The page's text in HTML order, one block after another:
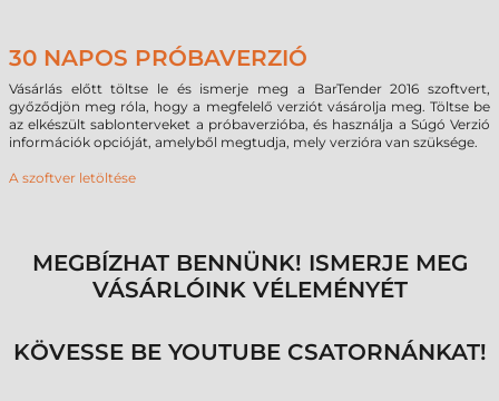
30 NAPOS PRÓBAVERZIÓ
Vásárlás előtt töltse le és ismerje meg a BarTender 2016 szoftvert,
győződjön meg róla, hogy a megfelelő verziót vásárolja meg. Töltse be
az elkészült sablonterveket a próbaverzióba, és használja a Súgó Verzió
információk opcióját, amelyből megtudja, mely verzióra van szüksége.
A szoftver letöltése
MEGBÍZHAT BENNÜNK! ISMERJE MEG
VÁSÁRLÓINK VÉLEMÉNYÉT
KÖVESSE BE YOUTUBE CSATORNÁNKAT!